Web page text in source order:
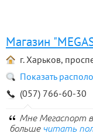
Магазин
г. Харьков,
Показать
(057) 766-60-30
Мне Мегаспорт
больше читать